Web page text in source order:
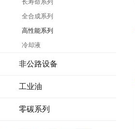
长寿命系列
全合成系列
高性能系列
冷却液
非公路设备
工业油
零碳系列